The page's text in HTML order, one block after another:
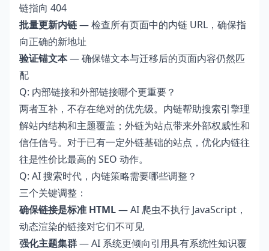
链指向 404
批量更新内链— 检查所有页面中的内链 URL，确保指
向正确的新地址
验证锚文本— 确保锚文本与迁移后的页面内容仍然匹
配
Q: 内部链接和外部链接哪个更重要？
两者互补，不存在绝对的优先级。内链帮助搜索引擎理
解站内结构和主题覆盖；外链为站点带来外部权威性和
信任信号。对于已有一定外链基础的站点，优化内链往
往是性价比最高的 SEO 动作。
Q: AI 搜索时代，内链策略需要哪些调整？
三个关键调整：
确保链接是标准 HTML— AI 爬虫不执行 JavaScript，
动态渲染的链接对它们不可见
强化主题集群— AI 系统更倾向引用具有系统性知识覆